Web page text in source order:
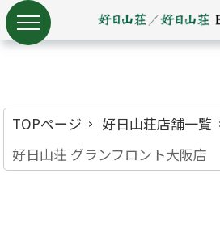
TOPページ 好日山荘店舗一覧
好日山荘 グランフロント大阪店